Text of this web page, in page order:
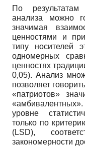
По результатам
анализа можно
значимая
ценностями и
типу носителей
одномерных
ценностях
0,05). Анализ
позволяет
«патриотов»
уровне
только по
(LSD),
закономерности